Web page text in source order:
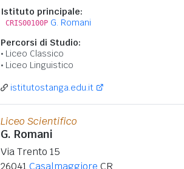
Istituto principale:
CRIS00100P G. Romani
Percorsi di Studio:
Liceo Classico
Liceo Linguistico
istitutostanga.edu.it
Liceo Scientifico
G. Romani
Via Trento 15
26041 Casalmaggiore CR